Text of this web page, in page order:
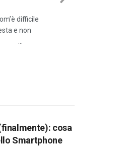
difficile
e non
…
cosa
Smartphone